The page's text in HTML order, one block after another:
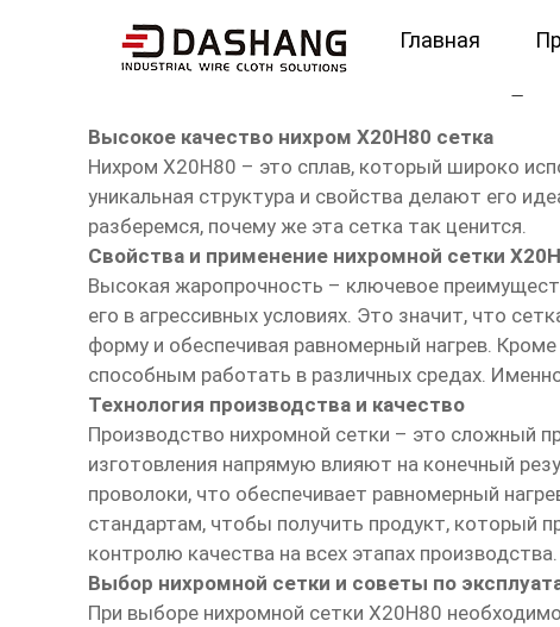
Главная
высокое ксчество
Высокое качество нихром Х20Н80 сетка
Нихром Х20Н80 – это сплав, который широко
уникальная структура и свойства делают его
разберемся, почему же эта сетка так ценится.
Свойства и применение нихромной сетки
Высокая жаропрочность – ключевое
его в агрессивных условиях. Это значит, что
форму и обеспечивая равномерный нагрев.
способным работать в различных средах.
Технология производства и качество
Производство нихромной сетки – это сложный
изготовления напрямую влияют на конечный
проволоки, что обеспечивает равномерный
стандартам, чтобы получить продукт, который
контролю качества на всех этапах производства.
Выбор нихромной сетки и советы по
При выборе нихромной сетки Х20Н80